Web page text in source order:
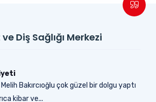
Diş Sağlığı Merkezi
Bakırcıoğlu çok güzel bir dolgu yaptı
kibar ve...